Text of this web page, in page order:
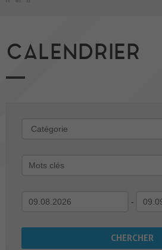
CALENDRIER
-